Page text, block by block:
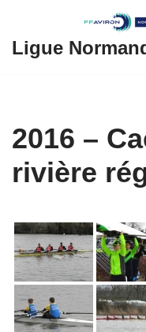
Aller
Ligue
2016 –
rivière